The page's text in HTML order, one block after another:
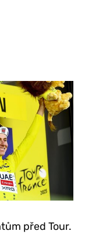
před Tour.